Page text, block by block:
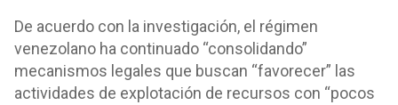
De acuerdo con la investigación, el régimen
venezolano ha continuado “consolidando”
mecanismos legales que buscan “favorecer” las
actividades de explotación de recursos con “pocos